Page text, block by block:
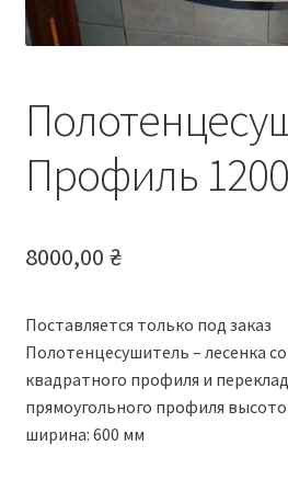
Профиль
8000,00 ₴
Поставляется только под заказ
Полотенцесушитель – лесенка
квадратного профиля и
прямоугольного профиля
ширина: 600 мм